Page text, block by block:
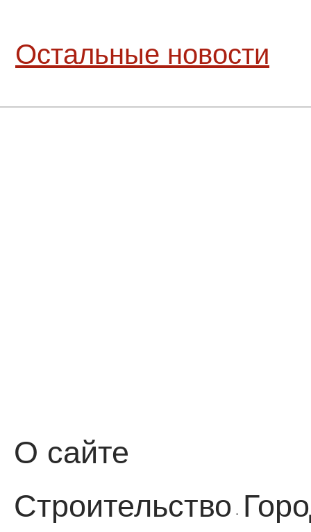
Остальные новости
О сайте
Строительство ·